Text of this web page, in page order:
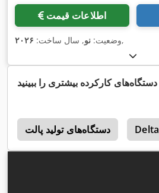
اطلاعات قیمت
وضعیت: نو, سال ساخت: ۲۰۲۶ ,
دستگاه‌های کارکرده بیشتری را ببینید
دستگاه‌های تولید پالت Delta